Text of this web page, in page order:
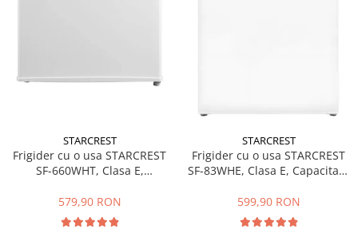
STARCREST
Frigider cu o usa STARCREST
SF-660WHT, Clasa E,
579,90 RON
STARCREST
Frigider cu o usa STARCREST
SF-83WHE, Clasa E, Capacitate
Compartiment gheata, H 85
cm, Alb
599,90 RON